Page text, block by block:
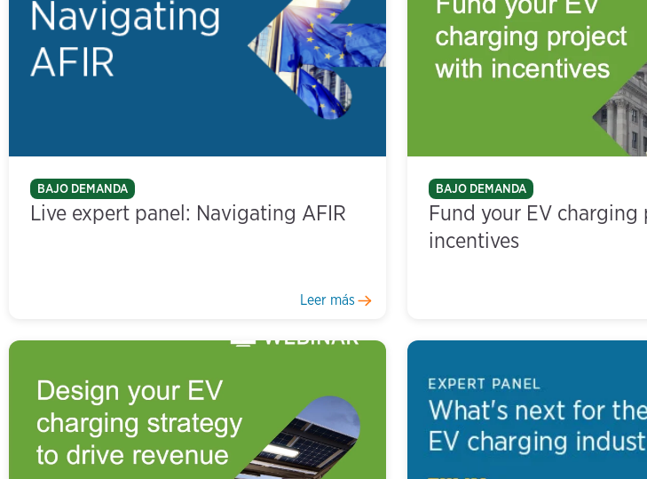
BAJO DEMANDA
Live expert panel: Navigating AFIR
Leer más
BAJO DEMANDA
Fund your EV
incentives